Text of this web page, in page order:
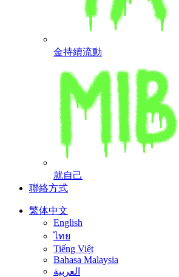
金持續流動
就自己
聯絡方式
繁体中文
English
ไทย
Tiếng Việt
Bahasa Malaysia
العربية